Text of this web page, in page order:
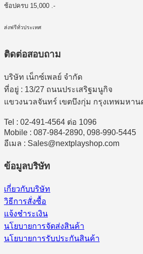
ช้อปครบ 15,000 .-
ส่งฟรีทั่วประเทศ
ติดต่อสอบถาม
บริษัท เน็กซ์เพลย์ จำกัด
ที่อยู่ : 13/27 ถนนประเสริฐมนูกิจ
แขวงนวลจันทร์ เขตบึงกุ่ม กรุงเทพมหาน
Tel : 02-491-4564 ต่อ 1096
Mobile : 087-984-2890, 098-990-5445
อีเมล : Sales@nextplayshop.com
ข้อมูลบริษัท
เกี่ยวกับบริษัท
วิธีการสั่งซื้อ
แจ้งชำระเงิน
นโยบายการจัดส่งสินค้า
นโยบายการรับประกันสินค้า